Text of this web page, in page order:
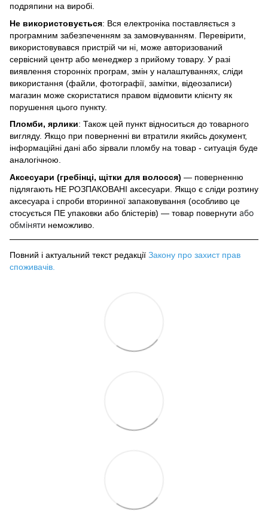
подряпини на виробі.
Не використовується: Вся електроніка поставляється з
програмним забезпеченням за замовчуванням. Перевірити,
використовувався пристрій чи ні, може авторизований
сервісний центр або менеджер з прийому товару. У разі
виявлення сторонніх програм, змін у налаштуваннях, сліди
використання (файли, фотографії, замітки, відеозаписи)
магазин може скористатися правом відмовити клієнту як
порушення цього пункту.
Пломби, ярлики: Також цей пункт відноситься до товарного
вигляду. Якщо при поверненні ви втратили якийсь документ,
інформаційні дані або зірвали пломбу на товар - ситуація буде
аналогічною.
Аксесуари (гребінці, щітки для волосся) — поверненню
підлягають НЕ РОЗПАКОВАНІ аксесуари. Якщо є сліди розтину
аксесуара і спроби вторинної запаковування (особливо це
стосується ПЕ упаковки або блістерів) — товар повернути або
обміняти неможливо.
Повний і актуальний текст редакції Закону про захист прав
споживачів